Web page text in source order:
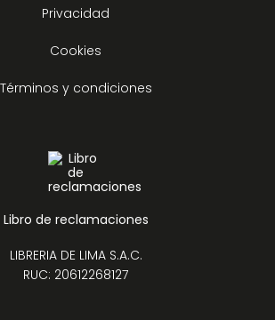
Privacidad
Cookies
Términos y condiciones
Libro de reclamaciones
LIBRERIA DE LIMA S.A.C.
RUC: 20612268127